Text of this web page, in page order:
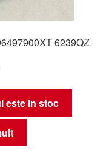
6239QZ
este in stoc